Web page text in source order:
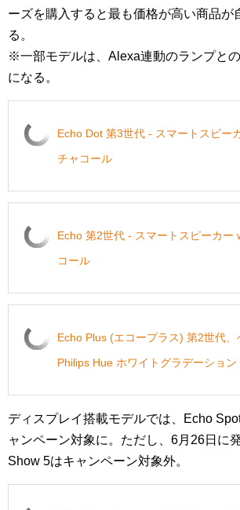
ーズを購入すると最も価格が高い商品が
る。
※一部モデルは、Alexa連動のランプと
になる。
Echo Dot 第3世代 - スマートスピー
チャコール
Echo 第2世代 - スマートスピーカー
コール
Echo Plus (エコープラス) 第2世代
Philips Hue ホワイトグラデーショ
ディスプレイ搭載モデルでは、Echo
ャンペーン対象に。ただし、6月26日に
Show 5はキャンペーン対象外。